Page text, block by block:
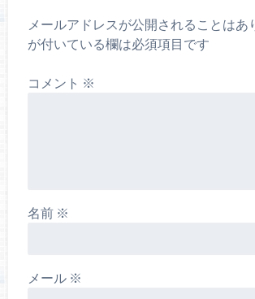
メールアドレスが公開されることはあ
が付いている欄は必須項目です
コメント ※
名前 ※
メール ※